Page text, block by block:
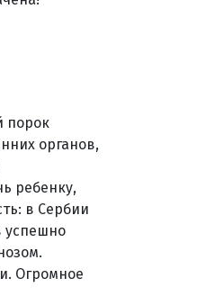
порок
органов,
ребенку,
в Сербии
успешно
Огромное